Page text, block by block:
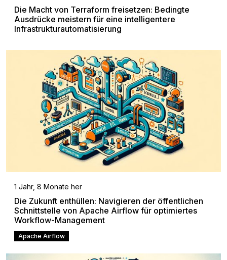
Die Macht von Terraform freisetzen: Bedingte
Ausdrücke meistern für eine intelligentere
Infrastrukturautomatisierung
1 Jahr, 8 Monate her
Die Zukunft enthüllen: Navigieren der öffentlichen
Schnittstelle von Apache Airflow für optimiertes
Workflow-Management
Apache Airflow